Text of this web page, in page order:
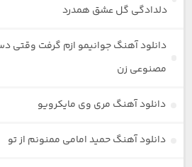
دلدادگی گل عشق همدرد
دانلود آهنگ جوانیمو ازم گرفت
مصنوعی زن
دانلود آهنگ مری وی مایکرویو
دانلود آهنگ حمید امامی ممنونم از تو